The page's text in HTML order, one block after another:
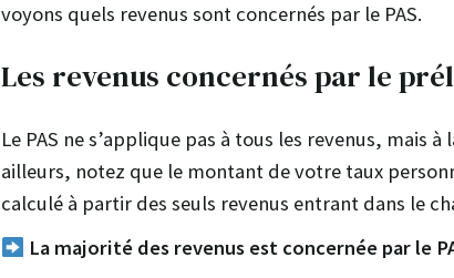
voyons quels revenus sont concernés par le PAS.
Les revenus concernés par le
Le PAS ne s’applique pas à tous les revenus, mais
ailleurs, notez que le montant de votre taux
calculé à partir des seuls revenus entrant dans le
La majorité des revenus est concernée par le